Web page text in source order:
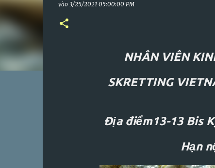
⚡KÍCH HOẠT KHÓA
vào 3/25/2021 05:00:00 PM
NHÂN VIÊN
SKRETTING
Địa điểm13-13 Bis
Hạn